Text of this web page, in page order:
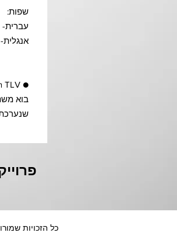
שפות:
● Pop up-museum TLV - כבר 3 שנים שאני נבחר לקחת חלק כאמן בפרויקט
שנערכת 10
כל הזכויות